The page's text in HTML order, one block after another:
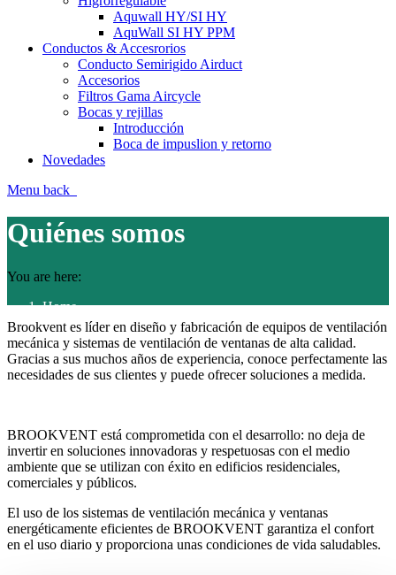
Aquwall HY/SI HY
AquWall SI HY PPM
Conductos & Accesrorios
Conducto Semirigido Airduct
Accesorios
Filtros Gama Aircycle
Bocas y rejillas
Introducción
Boca de impuslion y retorno
Novedades
Menu back
Quiénes somos
You are here:
Home
Quiénes somos
Brookvent es líder en diseño y fabricación de equipos de ventilación
mecánica y sistemas de ventilación de ventanas de alta calidad.
Gracias a sus muchos años de experiencia, conoce perfectamente las
necesidades de sus clientes y puede ofrecer soluciones a medida.
BROOKVENT está comprometida con el desarrollo: no deja de
invertir en soluciones innovadoras y respetuosas con el medio
ambiente que se utilizan con éxito en edificios residenciales,
comerciales y públicos.
El uso de los sistemas de ventilación mecánica y ventanas
energéticamente eficientes de BROOKVENT garantiza el confort
en el uso diario y proporciona unas condiciones de vida saludables.